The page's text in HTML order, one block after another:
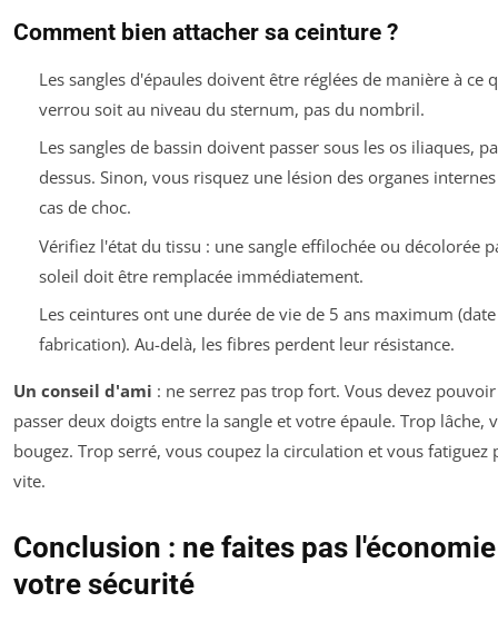
Comment bien attacher sa ceinture ?
Les sangles d'épaules doivent être réglées de manière à ce
verrou soit au niveau du sternum, pas du nombril.
Les sangles de bassin doivent passer sous les os iliaques,
dessus. Sinon, vous risquez une lésion des organes
cas de choc.
Vérifiez l'état du tissu : une sangle effilochée ou décolorée
soleil doit être remplacée immédiatement.
Les ceintures ont une durée de vie de 5 ans maximum
fabrication). Au-delà, les fibres perdent leur résistance.
Un conseil d'ami : ne serrez pas trop fort. Vous devez pouvoir
passer deux doigts entre la sangle et votre épaule. Trop lâche,
bougez. Trop serré, vous coupez la circulation et vous fatiguez
vite.
Conclusion : ne faites pas
votre sécurité